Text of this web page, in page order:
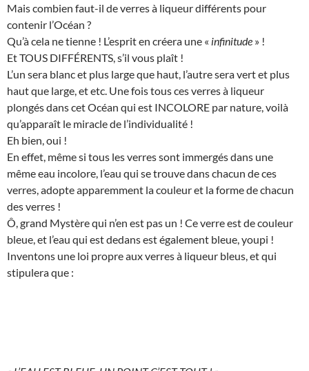
Mais combien faut-il de verres à liqueur différents pour
contenir l’Océan ?
Qu’à cela ne tienne ! L’esprit en créera une « infinitude » !
Et TOUS DIFFÉRENTS, s’il vous plaît !
L’un sera blanc et plus large que haut, l’autre sera vert et plus
haut que large, et etc. Une fois tous ces verres à liqueur
plongés dans cet Océan qui est INCOLORE par nature, voilà
qu’apparaît le miracle de l’individualité !
Eh bien, oui !
En effet, même si tous les verres sont immergés dans une
même eau incolore, l’eau qui se trouve dans chacun de ces
verres, adopte apparemment la couleur et la forme de chacun
des verres !
Ô, grand Mystère qui n’en est pas un ! Ce verre est de couleur
bleue, et l’eau qui est dedans est également bleue, youpi !
Inventons une loi propre aux verres à liqueur bleus, et qui
stipulera que :